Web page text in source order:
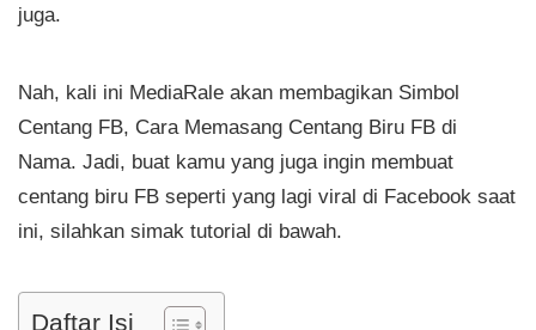
juga.
Nah, kali ini MediaRale akan membagikan Simbol
Centang FB, Cara Memasang Centang Biru FB di
Nama. Jadi, buat kamu yang juga ingin membuat
centang biru FB seperti yang lagi viral di Facebook saat
ini, silahkan simak tutorial di bawah.
Daftar Isi